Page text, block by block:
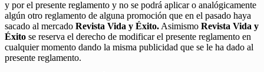
y por el presente reglamento y no se podrá aplicar o analógicamente
algún otro reglamento de alguna promoción que en el pasado haya
sacado al mercado Revista Vida y Éxito.Asimismo Revista Vida y
Éxito se reserva el derecho de modificar el presente reglamento en
cualquier momento dando la misma publicidad que se le ha dado al
presente reglamento.